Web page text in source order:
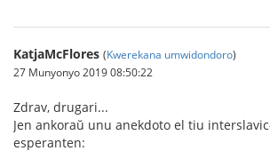
KatjaMcFlores (Kwerekana umwidondoro)
27 Munyonyo 2019 08:50:22
Zdrav, drugari...
Jen ankoraŭ unu anekdoto el tiu
esperanten: